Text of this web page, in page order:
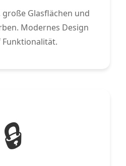
große Glasflächen und
Modernes Design
🔒